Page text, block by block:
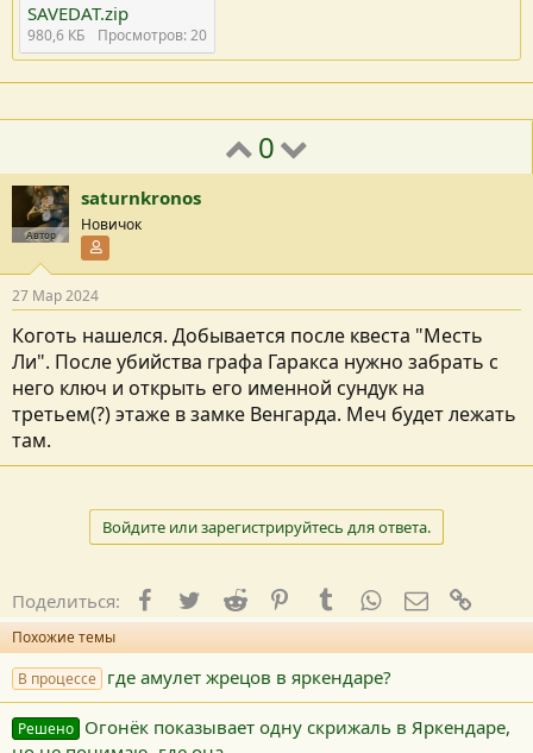
SAVEDAT.zip
980,6 КБ Просмотров: 20
0
Автор
saturnkronos
Новичок
27 Мар 2024
Коготь нашелся. Добывается после квеста "Месть
Ли". После убийства графа Гаракса нужно забрать с
него ключ и открыть его именной сундук на
третьем(?) этаже в замке Венгарда. Меч будет лежать
там.
Войдите или зарегистрируйтесь для ответа.
Поделиться: Facebook
TwitterReddit PinterestTumblrWhatsApp
E-mail
Похожие темы
В процессе где амулет жрецов в яркендаре?
Решено Огонёк показывает одну скрижаль в Яркендаре,